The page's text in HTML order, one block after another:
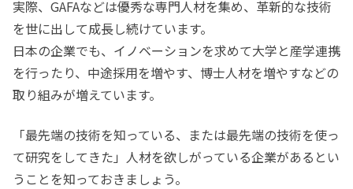
実際、GAFAなどは優秀な専門人材を集め、革新的な技術
を世に出して成長し続けています。
日本の企業でも、イノベーションを求めて大学と産学連携
を行ったり、中途採用を増やす、博士人材を増やすなどの
取り組みが増えています。
「最先端の技術を知っている、または最先端の技術を使っ
て研究をしてきた」人材を欲しがっている企業があるとい
うことを知っておきましょう。